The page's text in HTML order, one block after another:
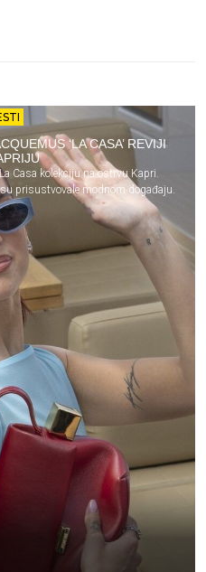
‘LA CASA’ REVIJI
Casa kolekciju na ostrvu Kapri.
prisustvovale modnom događaju.